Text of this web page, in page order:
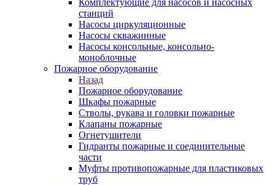
Комплектующие для насосов и насосных
станций
Насосы циркуляционные
Насосы скважинные
Насосы консольные, консольно-
моноблочные
Пожарное оборудование
Назад
Пожарное оборудование
Шкафы пожарные
Стволы, рукава и головки пожарные
Клапаны пожарные
Огнетушители
Гидранты пожарные и соединительные
части
Муфты противопожарные для пластиковых
труб